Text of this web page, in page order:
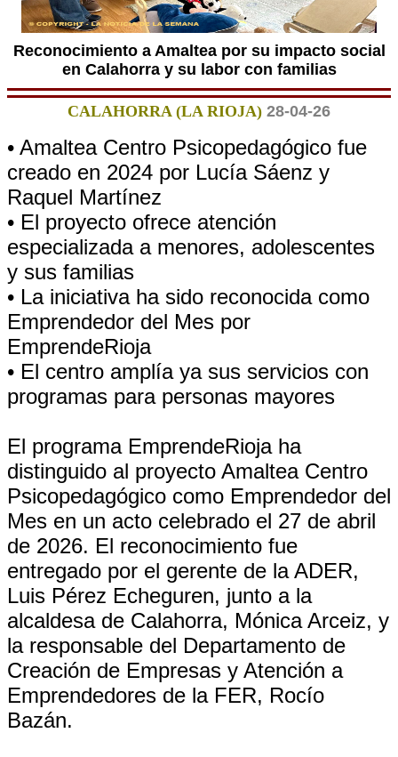
Reconocimiento a Amaltea por su impacto social
en Calahorra y su labor con familias
CALAHORRA (LA RIOJA) 28-04-26
• Amaltea Centro Psicopedagógico fue
creado en 2024 por Lucía Sáenz y
Raquel Martínez
• El proyecto ofrece atención
especializada a menores, adolescentes
y sus familias
• La iniciativa ha sido reconocida como
Emprendedor del Mes por
EmprendeRioja
• El centro amplía ya sus servicios con
programas para personas mayores
El programa EmprendeRioja ha
distinguido al proyecto Amaltea Centro
Psicopedagógico como Emprendedor del
Mes en un acto celebrado el 27 de abril
de 2026. El reconocimiento fue
entregado por el gerente de la ADER,
Luis Pérez Echeguren, junto a la
alcaldesa de Calahorra, Mónica Arceiz, y
la responsable del Departamento de
Creación de Empresas y Atención a
Emprendedores de la FER, Rocío
Bazán.